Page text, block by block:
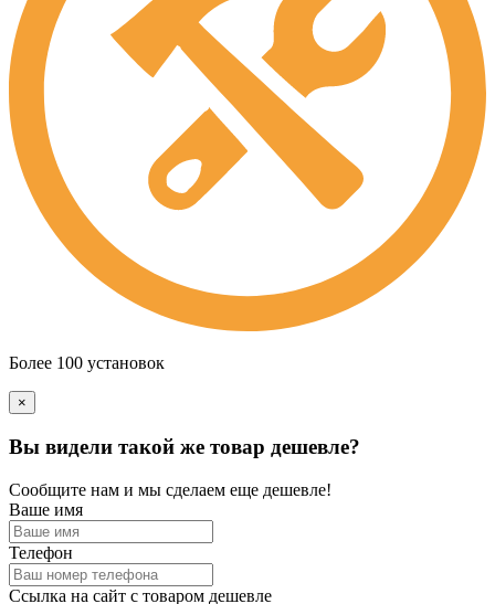
Более 100 установок
×
Вы видели такой же товар дешевле?
Сообщите нам и мы сделаем еще дешевле!
Ваше имя
Телефон
Ссылка на сайт с товаром дешевле